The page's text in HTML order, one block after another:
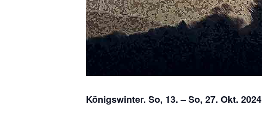
Königswinter. So, 13. – So, 27. Okt. 2024